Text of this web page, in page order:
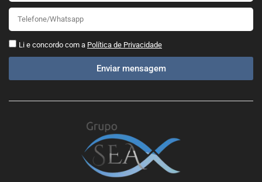
Li e concordo com a Política de Privacidade
Enviar mensagem